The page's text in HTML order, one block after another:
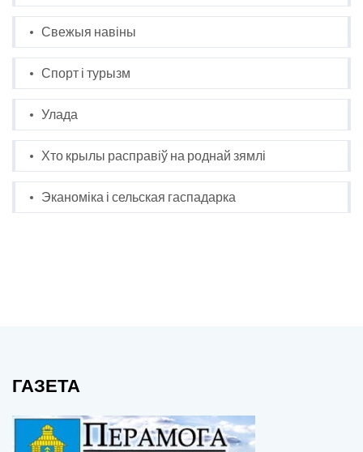
Свежыя навіны
Спорт і турызм
Улада
Хто крылы расправіў на роднай зямлі
Эканоміка і сельская гаспадарка
ГАЗЕТА